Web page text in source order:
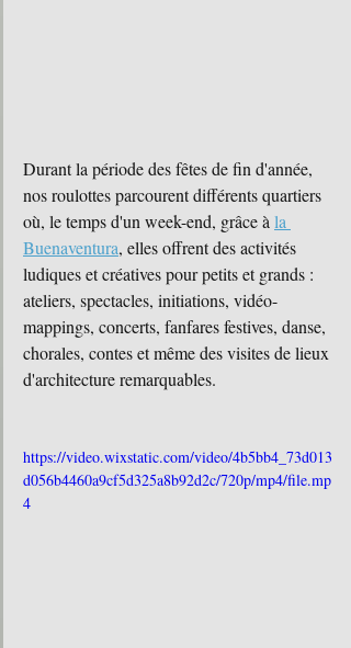
Durant la période des fêtes de fin d'année,
nos roulottes parcourent différents quartiers
où, le temps d'un week-end, grâce à la
Buenaventura, elles offrent des activités
ludiques et créatives pour petits et grands :
ateliers, spectacles, initiations, vidéo-
mappings, concerts, fanfares festives, danse,
chorales, contes et même des visites de lieux
d'architecture remarquables.
https://video.wixstatic.com/video/4b5bb4_73d013
d056b4460a9cf5d325a8b92d2c/720p/mp4/file.mp
4